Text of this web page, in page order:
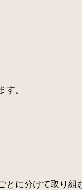
。
に分けて取り組